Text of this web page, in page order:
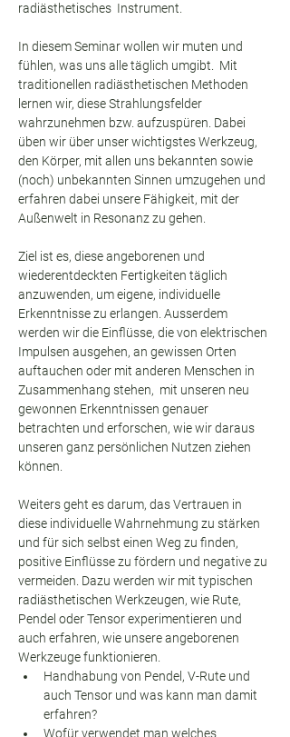
radiästhetisches  Instrument.
In diesem Seminar wollen wir muten und
fühlen, was uns alle täglich umgibt.  Mit
traditionellen radiästhetischen Methoden
lernen wir, diese Strahlungsfelder
wahrzunehmen bzw. aufzuspüren. Dabei
üben wir über unser wichtigstes Werkzeug,
den Körper, mit allen uns bekannten sowie
(noch) unbekannten Sinnen umzugehen und
erfahren dabei unsere Fähigkeit, mit der
Außenwelt in Resonanz zu gehen.
Ziel ist es, diese angeborenen und
wiederentdeckten Fertigkeiten täglich
anzuwenden, um eigene, individuelle
Erkenntnisse zu erlangen. Ausserdem
werden wir die Einflüsse, die von elektrischen
Impulsen ausgehen, an gewissen Orten
auftauchen oder mit anderen Menschen in
Zusammenhang stehen,  mit unseren neu
gewonnen Erkenntnissen genauer
betrachten und erforschen, wie wir daraus
unseren ganz persönlichen Nutzen ziehen
können.
Weiters geht es darum, das Vertrauen in
diese individuelle Wahrnehmung zu stärken
und für sich selbst einen Weg zu finden,
positive Einflüsse zu fördern und negative zu
vermeiden. Dazu werden wir mit typischen
radiästhetischen Werkzeugen, wie Rute,
Pendel oder Tensor experimentieren und
auch erfahren, wie unsere angeborenen
Werkzeuge funktionieren.
Handhabung von Pendel, V-Rute und
auch Tensor und was kann man damit
erfahren?
Wofür verwendet man welches